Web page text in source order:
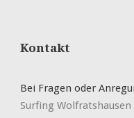
Kontakt
Bei Fragen oder
Surfing Wolfratshausen